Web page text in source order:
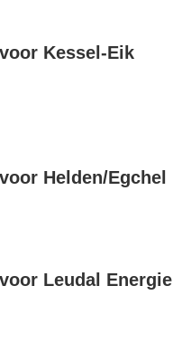
Kessel-Eik
Helden/Egchel
Leudal Energie